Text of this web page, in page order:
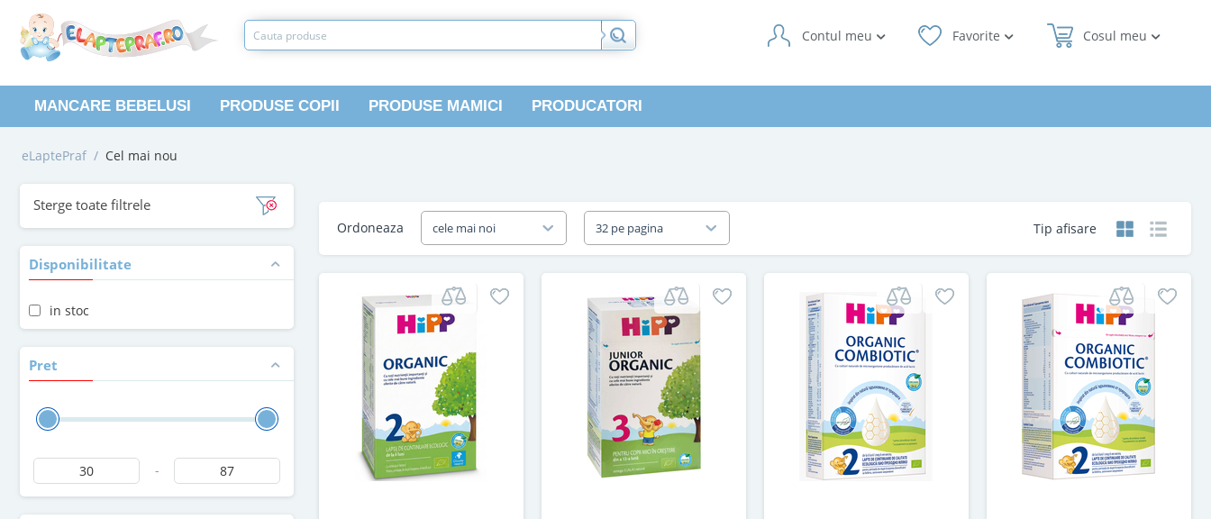
Cosul meu
Favorite
Contul meu
MANCARE BEBELUSI PRODUSE COPII PRODUSE MAMICI PRODUCATORI
eLaptePraf / Cel mai nou
Sterge toate filtrele
Disponibilitate
in stoc
Pret
-
Tip afisare
Ordoneaza cele mai noi 32 pe pagina